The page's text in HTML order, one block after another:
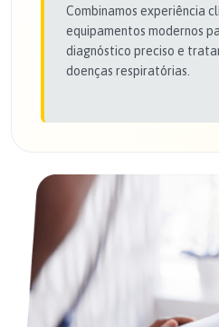
Combinamos experiência
equipamentos modernos
diagnóstico preciso e
doenças respiratórias.